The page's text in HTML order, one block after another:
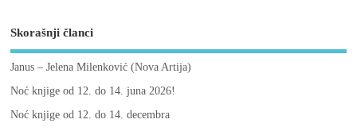
Skorašnji članci
Janus – Jelena Milenković (Nova Artija)
Noć knjige od 12. do 14. juna 2026!
Noć knjige od 12. do 14. decembra